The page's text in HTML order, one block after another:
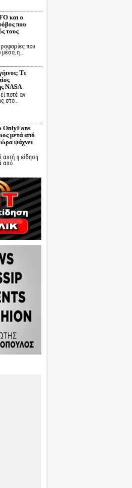
και ο
που
τους
που
η…
Τι
NASA
ποτέ αν
στο…
OnlyFans
μετά από
ψάχνει
αυτή η είδηση
από…